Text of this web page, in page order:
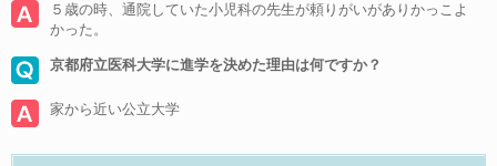
５歳の時、通院していた小児科の先生が頼りがいがありかっこよ
かった。
京都府立医科大学に進学を決めた理由は何ですか？
家から近い公立大学